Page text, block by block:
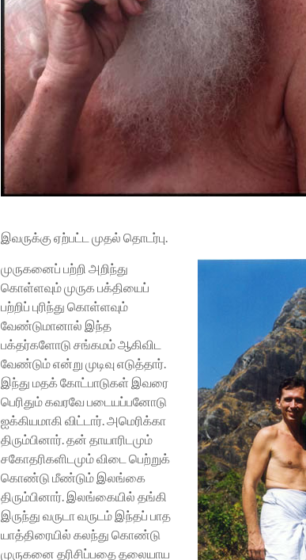
இவருக்கு ஏற்பட்ட முதல் தொடர்பு.
முருகனைப் பற்றி அறிந்து
கொள்ளவும் முருக பக்தியைப்
பற்றிப் புரிந்து கொள்ளவும்
வேண்டுமானால் இந்த
பக்தர்களோடு சங்கமம் ஆகிவிட
வேண்டும் என்று முடிவு எடுத்தார்.
இந்து மதக் கோட்பாடுகள் இவரை
பெரிதும் கவரவே படையப்பனோடு
ஐக்கியமாகி விட்டார். அமெரிக்கா
திரும்பினார். தன் தாயாரிடமும்
சகோதரிகளிடமும் விடை பெற்றுக்
கொண்டு மீண்டும் இலங்கை
திரும்பினார். இலங்கையில் தங்கி
இருந்து வருடா வருடம் இந்தப் பாத
யாத்திரையில் கலந்து கொண்டு
முருகனை தரிசிப்பதை தலையாய